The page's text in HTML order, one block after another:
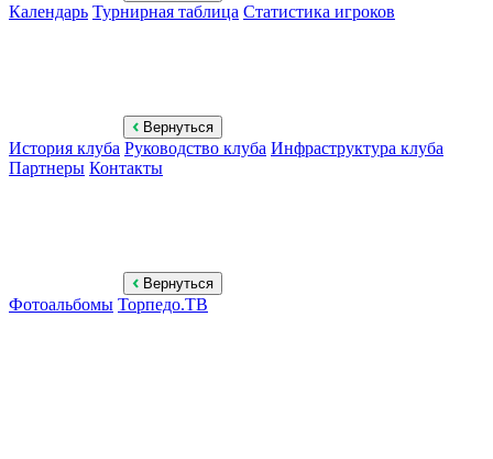
Календарь Турнирная таблица Статистика игроков
Вернуться
История клуба Руководство клуба Инфраструктура клуба
Партнеры Контакты
Вернуться
Фотоальбомы Торпедо.ТВ